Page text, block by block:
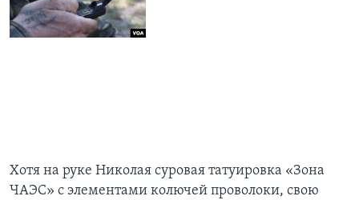
Хотя на руке Николая суровая татуировка «Зона
ЧАЭС» с элементами колючей проволоки, свою